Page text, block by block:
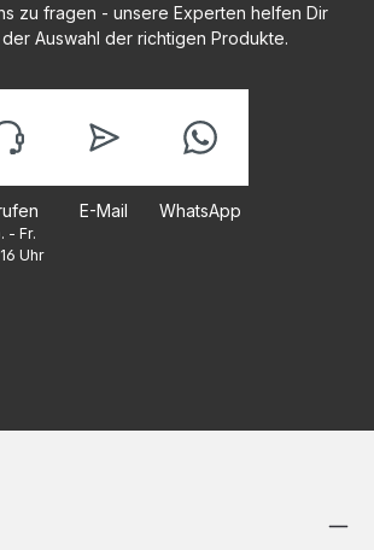
zu fragen - unsere Experten helfen Dir
Auswahl der richtigen Produkte.
- Fr.
Uhr
E-Mail WhatsApp